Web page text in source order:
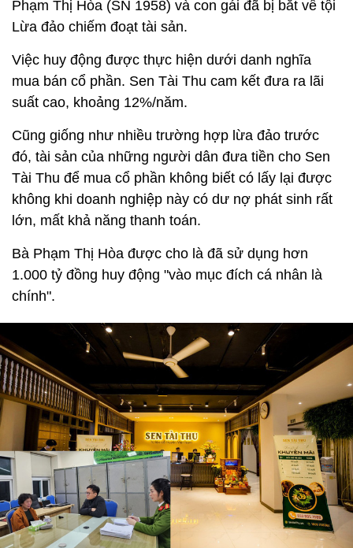
Phạm Thị Hòa (SN 1958) và con gái đã bị bắt về tội
Lừa đảo chiếm đoạt tài sản.
Việc huy động được thực hiện dưới danh nghĩa
mua bán cổ phần. Sen Tài Thu cam kết đưa ra lãi
suất cao, khoảng 12%/năm.
Cũng giống như nhiều trường hợp lừa đảo trước
đó, tài sản của những người dân đưa tiền cho Sen
Tài Thu để mua cổ phần không biết có lấy lại được
không khi doanh nghiệp này có dư nợ phát sinh rất
lớn, mất khả năng thanh toán.
Bà Phạm Thị Hòa được cho là đã sử dụng hơn
1.000 tỷ đồng huy động "vào mục đích cá nhân là
chính".